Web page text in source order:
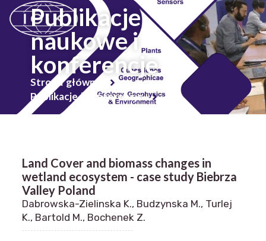
Publikacje
naukowe i
konferencje
Strona główna
Publikacje i konferencje
Land Cover and biomass changes in
wetland ecosystem - case study Biebrza
Valley Poland
Dabrowska-Zielinska K., Budzynska M., Turlej
K., Bartold M., Bochenek Z.